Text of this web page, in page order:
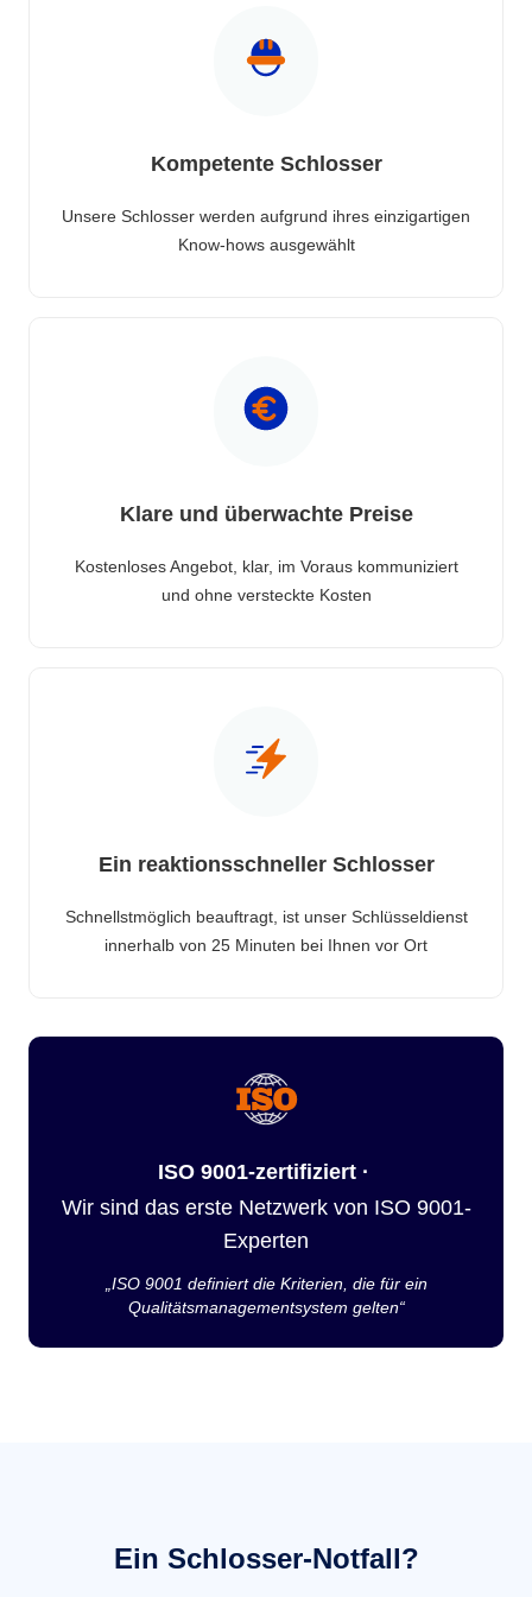
Kompetente Schlosser
Unsere Schlosser werden aufgrund ihres einzigartigen
Know-hows ausgewählt
Klare und überwachte Preise
Kostenloses Angebot, klar, im Voraus kommuniziert
und ohne versteckte Kosten
Ein reaktionsschneller Schlosser
Schnellstmöglich beauftragt, ist unser Schlüsseldienst
innerhalb von 25 Minuten bei Ihnen vor Ort
ISO 9001-zertifiziert ·
Wir sind das erste Netzwerk von ISO 9001-
Experten
„ISO 9001 definiert die Kriterien, die für ein
Qualitätsmanagementsystem gelten“
Ein Schlosser-Notfall?